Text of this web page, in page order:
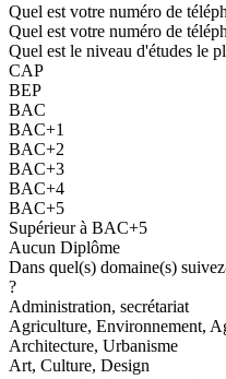
Quel est votre numéro de
Quel est votre numéro de
Quel est le niveau d'études le
CAP
BEP
BAC
BAC+1
BAC+2
BAC+3
BAC+4
BAC+5
Supérieur à BAC+5
Aucun Diplôme
Dans quel(s) domaine(s)
?
Administration, secrétariat
Agriculture, Environnement,
Architecture, Urbanisme
Art, Culture, Design